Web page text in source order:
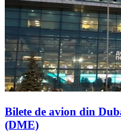
Bilete de avion din
(DME)